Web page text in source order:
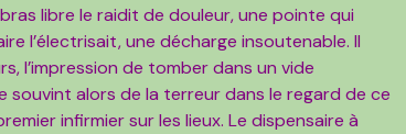
libre le raidit de douleur, une pointe qui
l’électrisait, une décharge insoutenable. Il
l’impression de tomber dans un vide
souvint alors de la terreur dans le regard de ce
infirmier sur les lieux. Le dispensaire à